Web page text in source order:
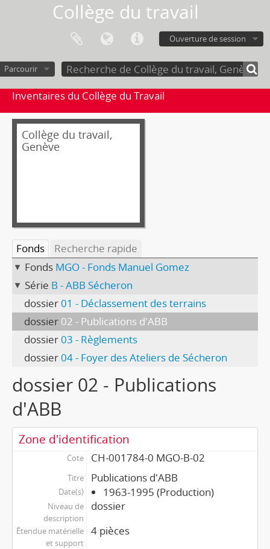
Collège du travail
Ouverture de session
Parcourir
Inventaires du Collège du Travail
Collège du travail,
Genève
Fonds
Recherche rapide
Fonds MGO - Fonds Manuel Gomez
Série B - ABB Sécheron
dossier01 - Déclassement des terrains
dossier 02 - Publications d'ABB
dossier03 - Règlements
dossier04 - Foyer des Ateliers de Sécheron
dossier 02 - Publications
d'ABB
Zone d'identification
Cote CH-001784-0 MGO-B-02
Titre Publications d'ABB
Date(s) 1963-1995 (Production)
Niveau de
description
dossier
Étendue matérielle
et support
4 pièces